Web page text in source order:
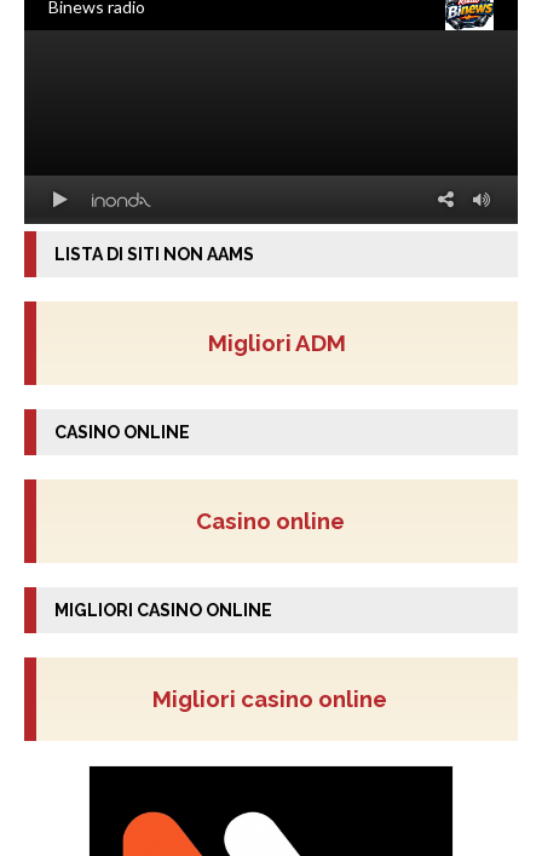
LISTA DI SITI NON AAMS
Migliori ADM
CASINO ONLINE
Casino online
MIGLIORI CASINO ONLINE
Migliori casino online